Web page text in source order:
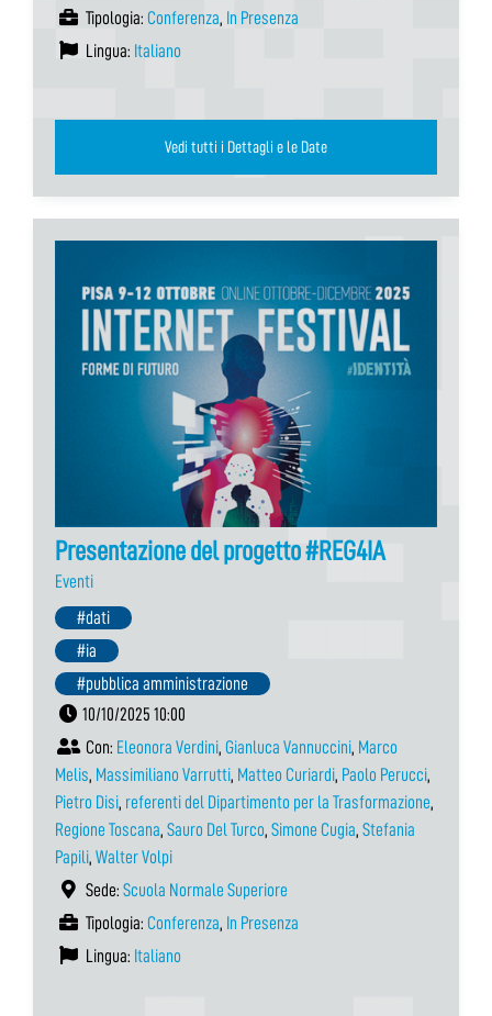
Tipologia: Conferenza, In Presenza
Lingua: Italiano
Vedi tutti i Dettagli e le Date
Presentazione del progetto #REG4IA
Eventi
#dati
#ia
#pubblica amministrazione
10/10/2025 10:00
Con: Eleonora Verdini, Gianluca Vannuccini, Marco
Melis, Massimiliano Varrutti, Matteo Curiardi, Paolo Perucci,
Pietro Disi, referenti del Dipartimento per la Trasformazione,
Regione Toscana, Sauro Del Turco, Simone Cugia, Stefania
Papili, Walter Volpi
Sede: Scuola Normale Superiore
Tipologia: Conferenza, In Presenza
Lingua: Italiano